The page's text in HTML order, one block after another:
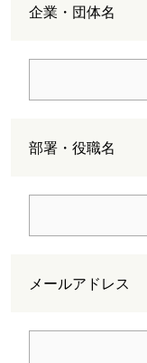
企業・団体名
部署・役職名
メールアドレス